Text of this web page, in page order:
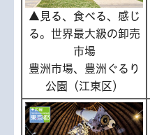
▲見る、食べる、感じ
る。世界最大級の卸売
市場
豊洲市場、豊洲ぐるり
公園（江東区）